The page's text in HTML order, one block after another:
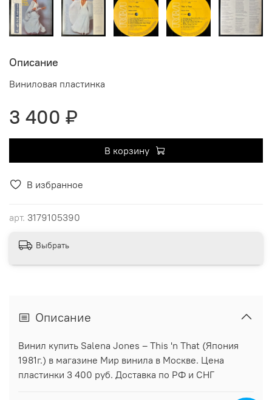
В избранное
арт. 3179105390
Описание
Виниловая пластинка
3 400 ₽
В корзину
Выбрать
Описание
Винил купить Salena Jones ‎– This 'n That (Япония
1981г.) в магазине Мир винила в Москве. Цена
пластинки 3 400 руб. Доставка по РФ и СНГ